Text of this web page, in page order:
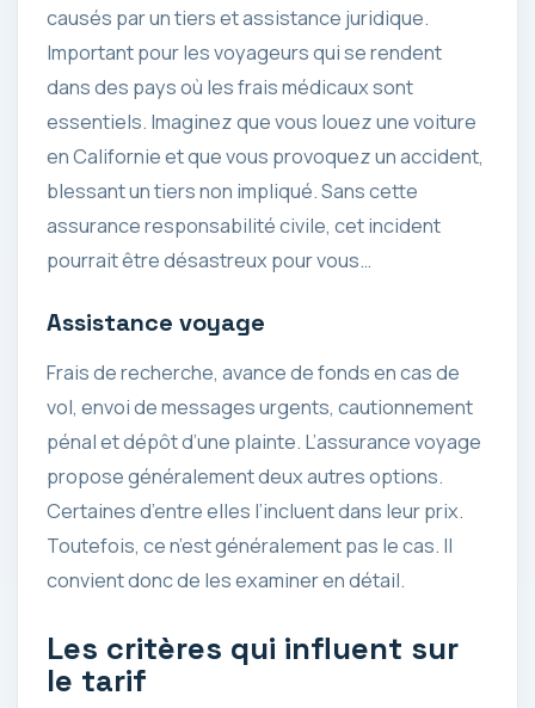
causés par un tiers et assistance juridique.
Important pour les voyageurs qui se rendent
dans des pays où les frais médicaux sont
essentiels. Imaginez que vous louez une voiture
en Californie et que vous provoquez un accident,
blessant un tiers non impliqué. Sans cette
assurance responsabilité civile, cet incident
pourrait être désastreux pour vous…
Assistance voyage
Frais de recherche, avance de fonds en cas de
vol, envoi de messages urgents, cautionnement
pénal et dépôt d’une plainte. L’assurance voyage
propose généralement deux autres options.
Certaines d’entre elles l’incluent dans leur prix.
Toutefois, ce n’est généralement pas le cas. Il
convient donc de les examiner en détail.
Les critères qui influent sur
le tarif